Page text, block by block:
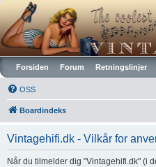
Vintagehifi.dk
Forsiden Forum Retningslinjer
OSS
Boardindeks
Vintagehifi.dk - Vilkår for
Når du tilmelder dig "Vintagehifi.dk" (i